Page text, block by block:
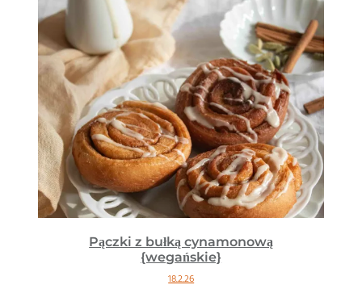
Pączki z bułką cynamonową
{wegańskie}
18.2.26